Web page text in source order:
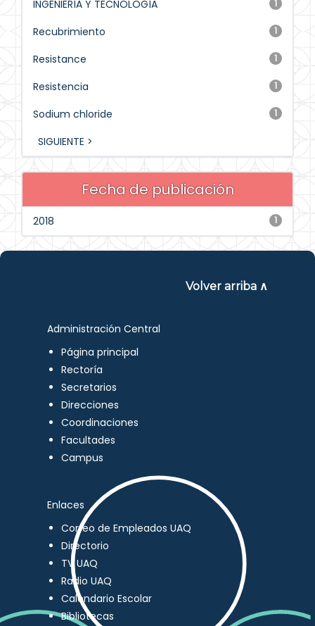
1
INGENIERÍA Y TECNOLOGÍA
1
Recubrimiento
1
Resistance
1
Resistencia
1
Sodium chloride
SIGUIENTE >
Fecha de publicación
1
2018
Volver arriba ∧
Administración Central
Página principal
Rectoría
Secretarios
Direcciones
Coordinaciones
Facultades
Campus
Enlaces
Correo de Empleados UAQ
Directorio
TV UAQ
Radio UAQ
Calendario Escolar
Bibliotecas